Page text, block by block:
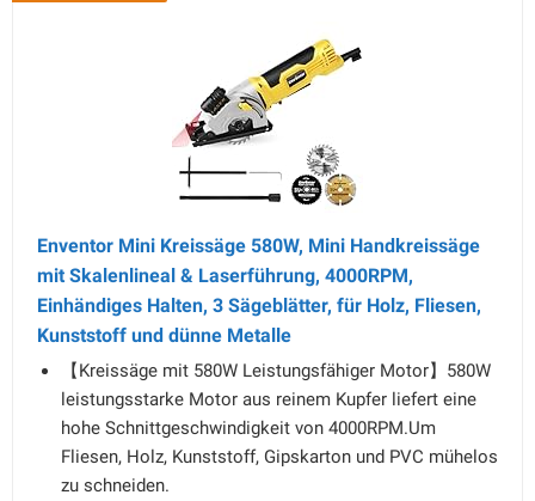
Enventor Mini Kreissäge 580W, Mini Handkreissäge
mit Skalenlineal & Laserführung, 4000RPM,
Einhändiges Halten, 3 Sägeblätter, für Holz, Fliesen,
Kunststoff und dünne Metalle
【Kreissäge mit 580W Leistungsfähiger Motor】580W
leistungsstarke Motor aus reinem Kupfer liefert eine
hohe Schnittgeschwindigkeit von 4000RPM.Um
Fliesen, Holz, Kunststoff, Gipskarton und PVC mühelos
zu schneiden.